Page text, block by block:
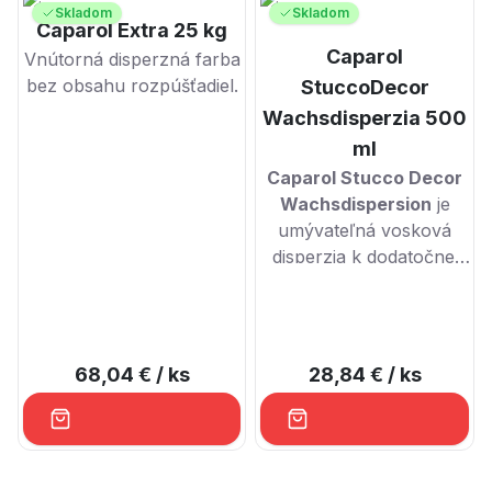
Skladom
Caparol Extra 25 kg
Vnútorná disperzná farba
bez obsahu rozpúšťadiel.
68,04 € / ks
Skladom
Caparol
StuccoDecor
Wachsdisperzia 500
ml
Caparol Stucco Decor
Wachsdispersion je
umývateľná vosková
disperzia k dodatočnej
kvapalinami
28,84 € / ks